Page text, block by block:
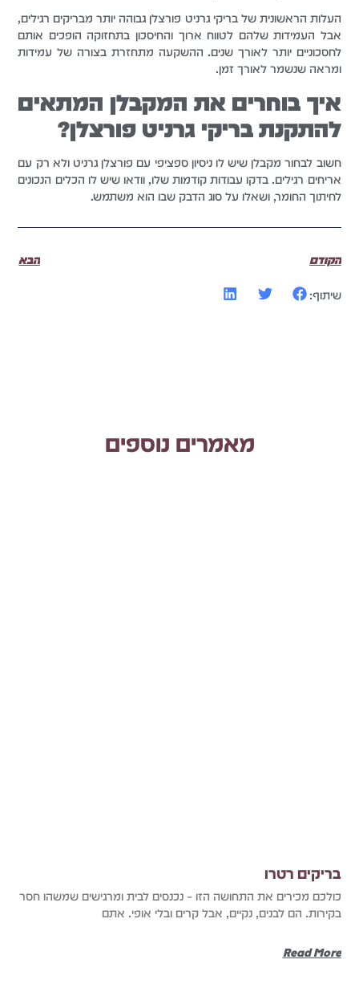
העלות הראשונית של בריקי גרניט פורצלן גבוהה יותר מבריקים רגילים,
אבל העמידות שלהם לטווח ארוך והחיסכון בתחזוקה הופכים אותם
לחסכוניים יותר לאורך שנים. ההשקעה מתחזרת בצורה של עמידות
ומראה שנשמר לאורך זמן.
איך בוחרים את המקבלן המתאים
להתקנת בריקי גרניט פורצלן?
חשוב לבחור מקבלן שיש לו ניסיון ספציפי עם פורצלן גרניט ולא רק עם
אריחים רגילים. בדקו עבודות קודמות שלו, וודאו שיש לו הכלים הנכונים
לחיתוך החומר, ושאלו על סוג הדבק שבו הוא משתמש.
הקודם הבא
שיתוף:
מאמרים נוספים
בריקים רטרו
כולכם מכירים את התחושה הזו – נכנסים לבית ומרגישים שמשהו חסר
בקירות. הם לבנים, נקיים, אבל קרים ובלי אופי. אתם
Read More